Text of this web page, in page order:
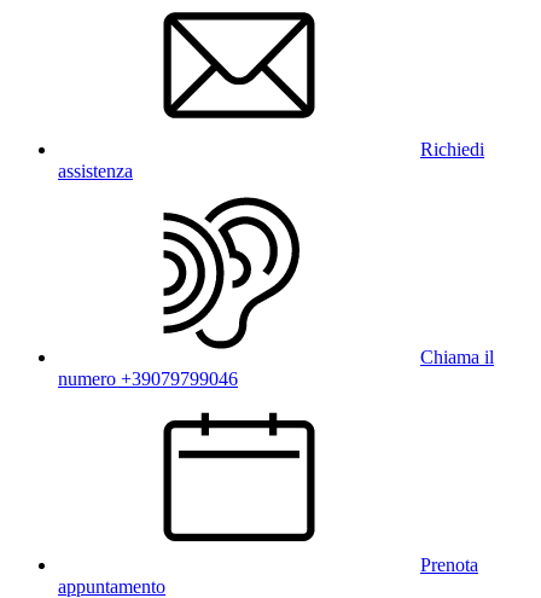
Richiedi
assistenza
Chiama il
numero +39079799046
Prenota
appuntamento